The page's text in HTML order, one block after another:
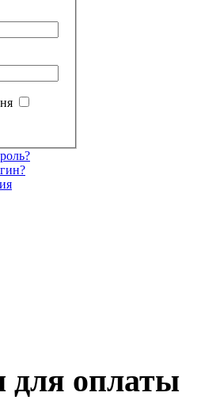
для оплаты